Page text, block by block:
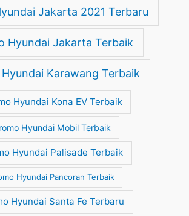
Jakarta 2021 Terbaru
Hyundai Jakarta Terbaik
Karawang Terbaik
Hyundai Kona EV Terbaik
Hyundai Mobil Terbaik
Hyundai Palisade Terbaik
Hyundai Pancoran Terbaik
Hyundai Santa Fe Terbaru